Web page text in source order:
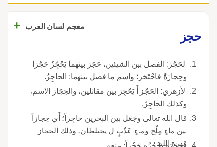
معجم لسان العرب
+
حجز
الحَجْز: الفصل بين الشيئين، حَجَز بينهما يَحْجُِزُ حَجْزا
وحِجازَةً فاحْتَجَز؛ واسم ما فصل بينهما: الحاجِزُ.
الأَزهري: الحَجْز أَ يَحْجِز بين مقاتلين، والحِجَاز الاسم،
وكذلك الحاجِزُ.
قال الله تعالى وجَعَل بين البحرين حاجِزاً؛ أَي حِجازاً
بين ماءٍ مِلْح وماءٍ عَذْبٍ ل يختلطان، وذلك الحجاز
قدرة الله.
وحَجَزَه يَحْجُِزُه حَجْزاً: منعه.